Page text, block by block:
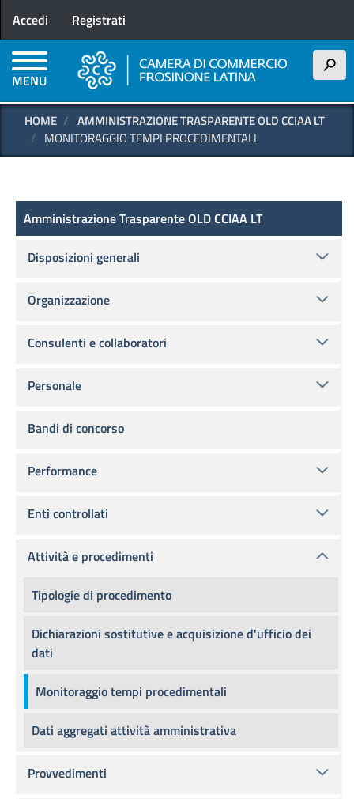
principale
Menu profilo utente
Accedi Registrati
MENU
h
HOME
AMMINISTRAZIONE TRASPARENTE OLD CCIAA LT
MONITORAGGIO TEMPI PROCEDIMENTALI
Amministrazione Trasparente OLD
Amministrazione Trasparente OLD CCIAA LT
Disposizioni generali
Organizzazione
Consulenti e collaboratori
Personale
Bandi di concorso
Performance
Enti controllati
Attività e procedimenti
Tipologie di procedimento
Dichiarazioni sostitutive e acquisizione d'ufficio dei
dati
Monitoraggio tempi procedimentali
Dati aggregati attività amministrativa
Provvedimenti